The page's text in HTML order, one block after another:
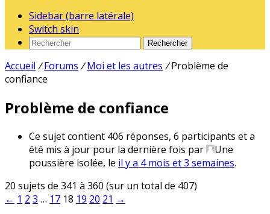
Sidebar (barre latérale)
Switch skin
Rechercher
Accueil / Forums / Moi et les autres / Problème de
confiance
Problème de confiance
Ce sujet contient 406 réponses, 6 participants et a
été mis à jour pour la dernière fois par
Une
poussière isolée, le il y a 4 mois et 3 semaines.
20 sujets de 341 à 360 (sur un total de 407)
← 1 2 3 … 17 18 19 20 21 →